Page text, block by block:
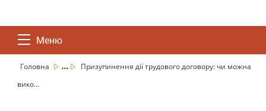
Меню
Головна ...
Призупинення дії трудового договору: чи можна
вико...